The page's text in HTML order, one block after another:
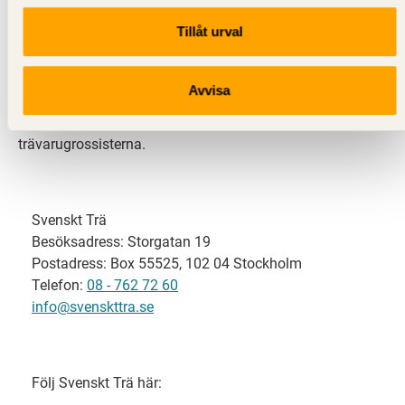
Tillåt urval
Avvisa
Svenskt Trä representerar svensk sågverksindustri
och är en del av branschorganisationen
svensk limträ-, KL-trä- och förpackningsindustri samt
trävarugrossisterna.
Svenskt Trä
Besöksadress: Storgatan 19
Postadress: Box 55525, 102 04 Stockholm
Telefon: 08 - 762 72 60
info@svenskttra.se
Följ Svenskt Trä här: